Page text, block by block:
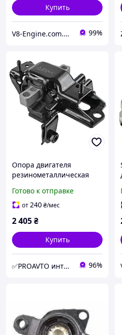
Купить
V8-Engine.com.ua Авто-расходники 99%
Опора двигателя
резинометаллическая
1999=> L LM 29978
Готово к отправке
от240₴/мес
2 405₴
Купить
✅PROAVTO интернет-магазин автозапчастей 96%